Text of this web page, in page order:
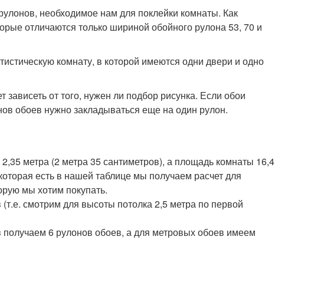
необходимое нам для поклейки комнаты. Как
отличаются только шириной обойного рулона 53, 70 и
комнату, в которой имеются одни двери и одно
от того, нужен ли подбор рисунка. Если обои
обоев нужно закладываться еще на один рулон.
метра (2 метра 35 сантиметров), а площадь комнаты 16,4
есть в нашей таблице мы получаем расчет для
мы хотим покупать.
смотрим для высоты потолка 2,5 метра по первой
6 рулонов обоев, а для метровых обоев имеем